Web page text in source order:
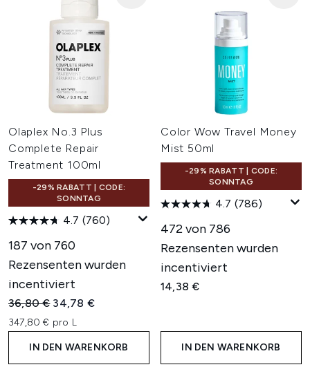
Olaplex No.3 Plus
Complete Repair
Treatment 100ml
-29% RABATT | CODE:
SONNTAG
4.7 (760)
187 von 760
Rezensenten wurden
incentiviert
Unverbindliche Preisempfehlung:
36,80 € Aktueller Preis:
34,78 €
347,80 € pro L
IN DEN WARENKORB
Color Wow Travel Money
Mist 50ml
-29% RABATT | CODE:
SONNTAG
4.7 (786)
472 von 786
Rezensenten wurden
incentiviert
14,38 €
IN DEN WARENKORB